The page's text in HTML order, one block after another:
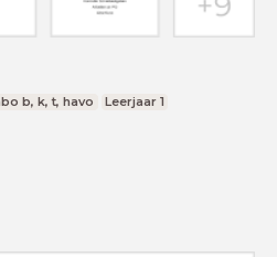
b, k, t, havo Leerjaar 1